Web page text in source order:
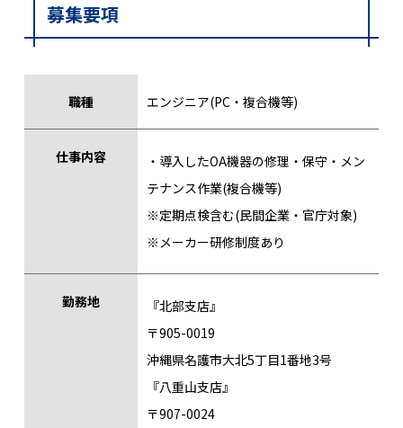
募集要項
職種 エンジニア(PC・複合機等)
仕事内容
・導入したOA機器の修理・保守・メン
テナンス作業(複合機等)
※定期点検含む(民間企業・官庁対象)
※メーカー研修制度あり
勤務地
『北部支店』
〒905-0019
沖縄県名護市大北5丁目1番地3号
『八重山支店』
〒907-0024